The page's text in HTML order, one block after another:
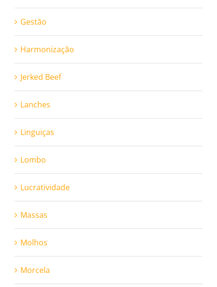
Gestão
Harmonização
Jerked Beef
Lanches
Linguiças
Lombo
Lucratividade
Massas
Molhos
Morcela